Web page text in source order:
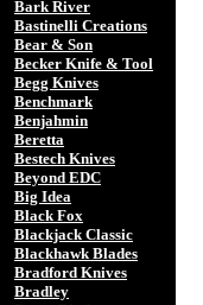
Bark River
Bastinelli Creations
Bear & Son
Becker Knife & Tool
Begg Knives
Benchmark
Benjahmin
Beretta
Bestech Knives
Beyond EDC
Big Idea
Black Fox
Blackjack Classic
Blackhawk Blades
Bradford Knives
Bradley